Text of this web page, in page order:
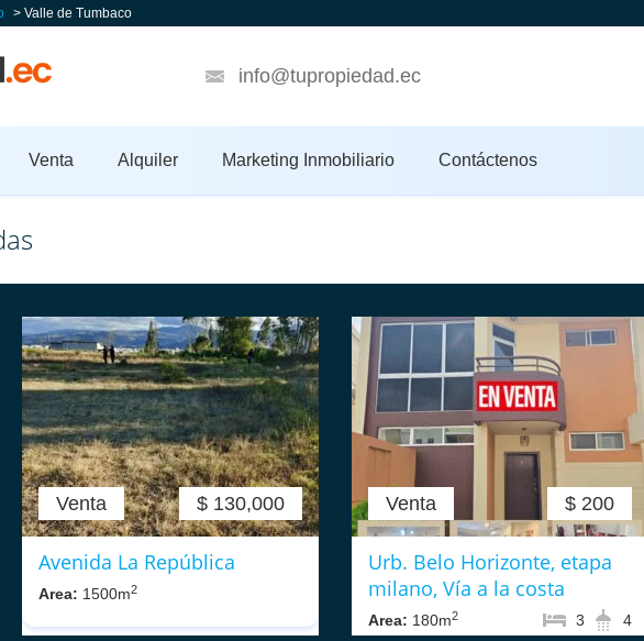
> Valle de Tumbaco
info@tupropiedad.ec
Venta Alquiler Marketing Inmobiliario Contáctenos
Venta $ 130,000
Avenida La República
Area: 1500m2
Venta $ 200
Urb. Belo Horizonte, etapa
milano, Vía a la costa
Area: 180m2 4
3